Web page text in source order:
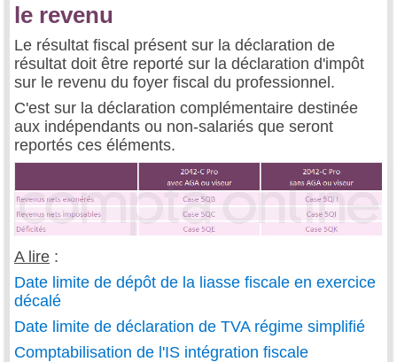
le revenu
Le résultat fiscal présent sur la déclaration de
résultat doit être reporté sur la déclaration d'impôt
sur le revenu du foyer fiscal du professionnel.
C'est sur la déclaration complémentaire destinée
aux indépendants ou non-salariés que seront
reportés ces éléments.
A lire :
Date limite de dépôt de la liasse fiscale en exercice
décalé
Date limite de déclaration de TVA régime simplifié
Comptabilisation de l'IS intégration fiscale